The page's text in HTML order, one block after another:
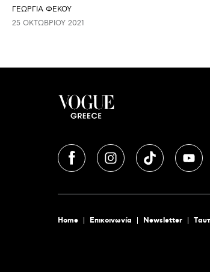
ΓΕΩΡΓΙΑ ΦΕΚΟΥ
25 ΟΚΤΩΒΡΊΟΥ 2021
Home Επικοινωνία Newsletter